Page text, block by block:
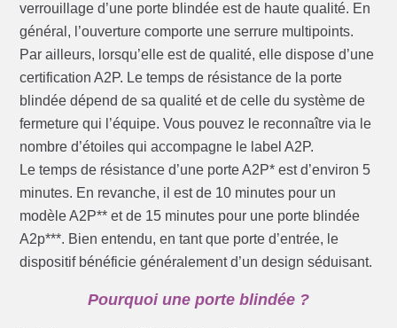
verrouillage d’une porte blindée est de haute qualité. En
général, l’ouverture comporte une serrure multipoints.
Par ailleurs, lorsqu’elle est de qualité, elle dispose d’une
certification A2P. Le temps de résistance de la porte
blindée dépend de sa qualité et de celle du système de
fermeture qui l’équipe. Vous pouvez le reconnaître via le
nombre d’étoiles qui accompagne le label A2P.
Le temps de résistance d’une porte A2P* est d’environ 5
minutes. En revanche, il est de 10 minutes pour un
modèle A2P** et de 15 minutes pour une porte blindée
A2p***. Bien entendu, en tant que porte d’entrée, le
dispositif bénéficie généralement d’un design séduisant.
Pourquoi une porte blindée ?